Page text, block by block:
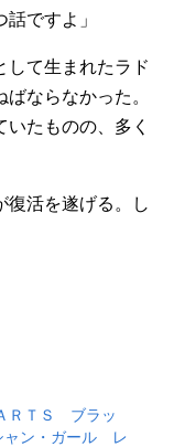
ですよ」
て生まれたラド
ならなかった。
たものの、多く
活を遂げる。し
ＲＴＳ ブラッ
ャン・ガール レ